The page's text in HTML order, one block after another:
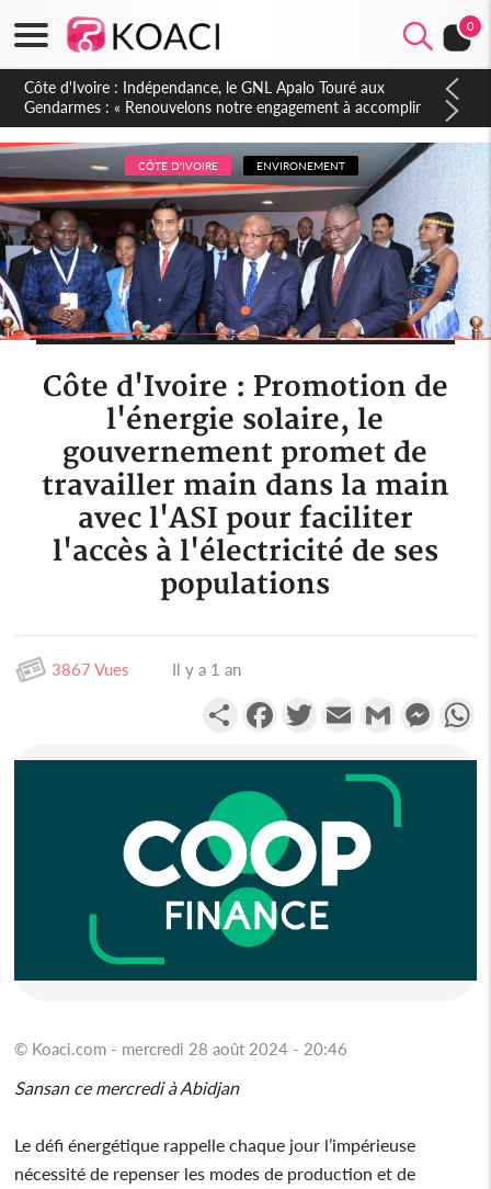
0
Sierra Leone : Un projet de réforme constitutionnelle en
gestation, points clés des amendements, un exclu d'avance
CÔTE D'IVOIRE ENVIRONEMENT
Côte d'Ivoire : Promotion de
l'énergie solaire, le
gouvernement promet de
travailler main dans la main
avec l'ASI pour faciliter
l'accès à l'électricité de ses
populations
3867 Vues Il y a 1 an
PartagerFacebookTwitterEmail Gmail
© Koaci.com - mercredi 28 août 2024 - 20:46
Sansan ce mercredi à Abidjan
Le défi énergétique rappelle chaque jour l’impérieuse
nécessité de repenser les modes de production et de